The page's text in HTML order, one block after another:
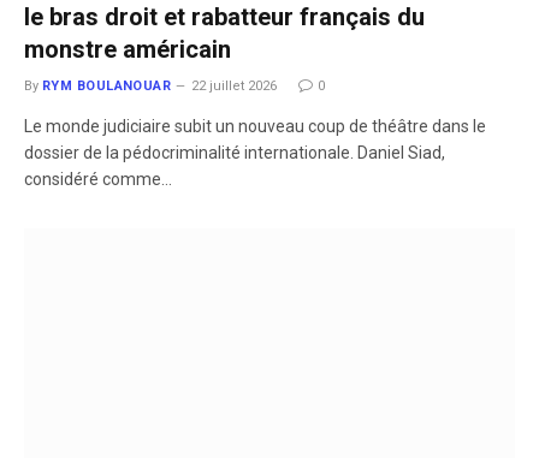
le bras droit et rabatteur français du
monstre américain
By RYM BOULANOUAR 22 juillet 2026 0
​Le monde judiciaire subit un nouveau coup de théâtre dans le
dossier de la pédocriminalité internationale. Daniel Siad,
considéré comme…